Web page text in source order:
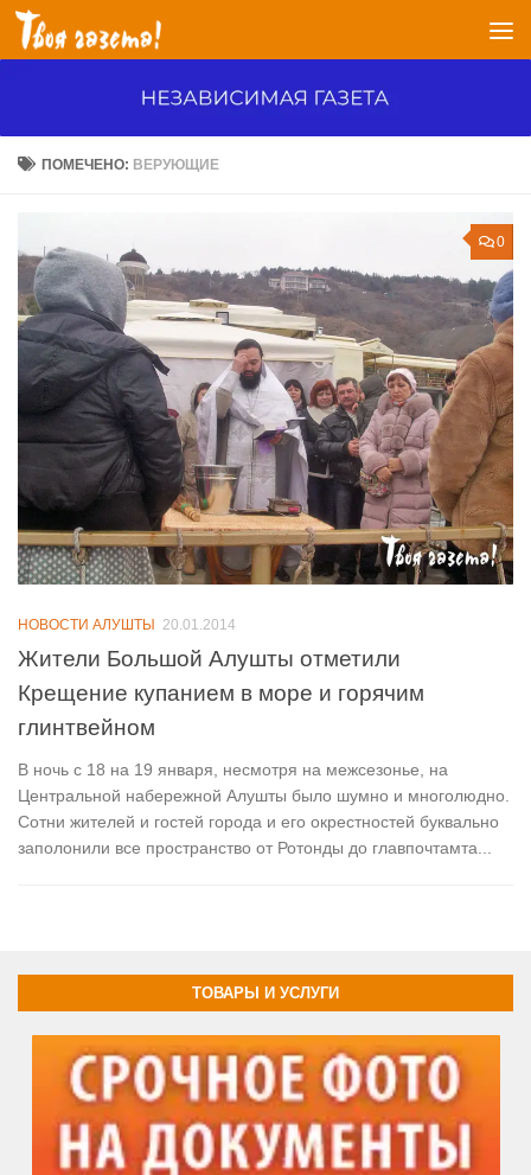
Перейти к содержимому
ПОМЕЧЕНО: ВЕРУЮЩИЕ
0
НОВОСТИ АЛУШТЫ 20.01.2014
Жители Большой Алушты отметили
Крещение купанием в море и горячим
глинтвейном
В ночь с 18 на 19 января, несмотря на межсезонье, на
Центральной набережной Алушты было шумно и многолюдно.
Сотни жителей и гостей города и его окрестностей буквально
заполонили все пространство от Ротонды до главпочтамта...
ТОВАРЫ И УСЛУГИ